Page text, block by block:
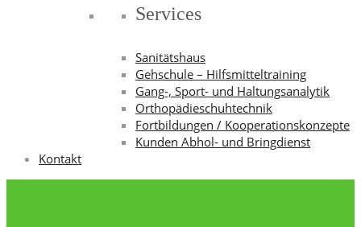
Services
Sanitätshaus
Gehschule – Hilfsmitteltraining
Gang-, Sport- und Haltungsanalytik
Orthopädieschuhtechnik
Fortbildungen / Kooperationskonzepte
Kunden Abhol- und Bringdienst
Kontakt